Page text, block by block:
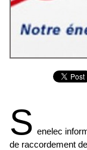
S enelec
de raccordement